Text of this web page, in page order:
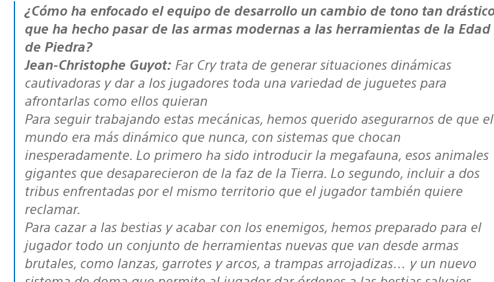
¿Cómo ha enfocado el equipo de desarrollo un cambio de tono tan drástico
que ha hecho pasar de las armas modernas a las herramientas de la Edad
de Piedra?
Jean-Christophe Guyot: Far Crytrata de generar situaciones dinámicas
cautivadoras y dar a los jugadores toda una variedad de juguetes para
afrontarlas como ellos quieran
Para seguir trabajando estas mecánicas, hemos querido asegurarnos de que el
mundo era más dinámico que nunca, con sistemas que chocan
inesperadamente. Lo primero ha sido introducir la megafauna, esos animales
gigantes que desaparecieron de la faz de la Tierra. Lo segundo, incluir a dos
tribus enfrentadas por el mismo territorio que el jugador también quiere
reclamar.
Para cazar a las bestias y acabar con los enemigos, hemos preparado para el
jugador todo un conjunto de herramientas nuevas que van desde armas
brutales, como lanzas, garrotes y arcos, a trampas arrojadizas… y un nuevo